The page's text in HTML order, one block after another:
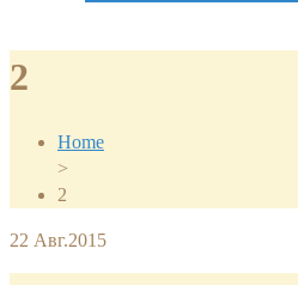
2
Home
>
2
22 Авг.2015